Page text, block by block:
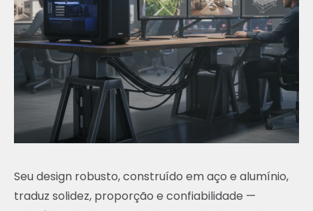
Seu design robusto, construído em aço e alumínio,
traduz solidez, proporção e confiabilidade —